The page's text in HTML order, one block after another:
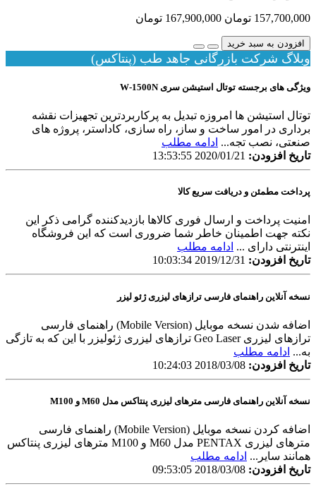
157,700,000 تومان 167,900,000 تومان
افزودن به سبد خرید
وبلاگ شرکت بازرگانی جاهد طب (پنتاکس)
ویژگی های برجسته توتال استیشن سری W-1500N
توتال استیشن ها امروزه تبدیل به پرکاربردترین تجهیزات نقشه
برداری در امور ساخت و ساز، راه سازی، کاداستر، پروژه های
صنعتی، نصب تجه... ادامه مطلب
تاریخ افزودن:
پرداخت مطمئن و دریافت سریع کالا
امنیت پرداخت و ارسال فوری کالاها بازدیدکننده گرامی ذکر این
نکته جهت اطمینان خاطر شما ضروری است که این فروشگاه
اینترنتی دارای ... ادامه مطلب
تاریخ افزودن:
نسخه آنلاین راهنمای فارسی ترازهای لیزری ژئو لیزر
اضافه شدن نسخه موبایل (Mobile Version) راهنمای فارسی
ترازهای لیزری Geo Laser ترازهای لیزری ژئولیزر با این که به تازگی
به... ادامه مطلب
تاریخ افزودن:
نسخه آنلاین راهنمای فارسی مترهای لیزری پنتاکس مدل M60 و M100
اضافه کردن نسخه موبایل (Mobile Version) راهنمای فارسی
مترهای لیزری PENTAX مدل M60 و M100 مترهای لیزری پنتاکس
همانند سایر... ادامه مطلب
تاریخ افزودن: